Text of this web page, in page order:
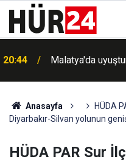
20:44 Malatya'da
20:34
gürültülü sağanak
Anasayfa
HÜDA
Diyarbakır-Silvan yolunun
HÜDA PAR Sur